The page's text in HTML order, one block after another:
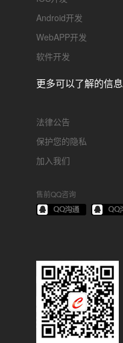
Android开发
WebAPP开发
软件开发
更多可以了解的信息
法律公告
保护您的隐私
加入我们
售前QQ咨询